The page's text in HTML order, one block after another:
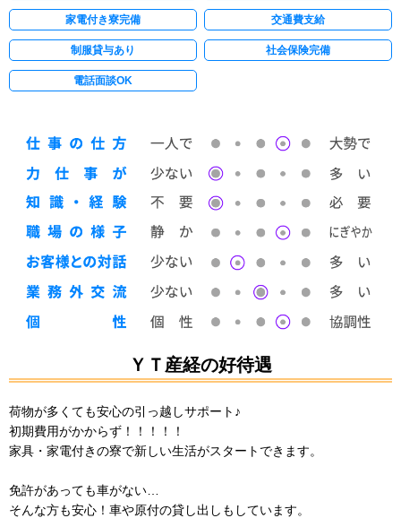
家電付き寮完備 交通費支給
制服貸与あり 社会保険完備
電話面談OK
ＹＴ産経の好待遇
荷物が多くても安心の引っ越しサポート♪
初期費用がかからず！！！！！
家具・家電付きの寮で新しい生活がスタートできます。
免許があっても車がない…
そんな方も安心！車や原付の貸し出しもしています。